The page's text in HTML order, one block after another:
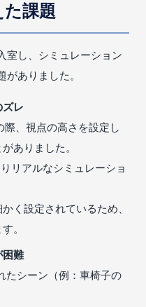
課題
室し、シミュレーション
ありました。
レ
際、視点の高さを設定し
ありました。
リアルなシミュレーショ
く設定されているため、
。
困難
たシーン（例：車椅子の